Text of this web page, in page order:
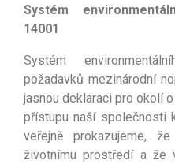
Systém
14001
Systém
požadavků mezinárodní
jasnou deklaraci pro okolí
přístupu naší společnosti
veřejně prokazujeme,
životnímu prostředí a že